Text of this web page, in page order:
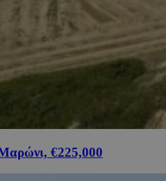
€225,000